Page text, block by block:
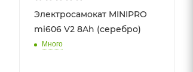
Электросамокат MINIPRO
mi606 V2 8Ah (серебро)
Много